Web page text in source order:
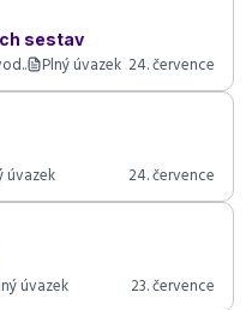
sestav
Plný úvazek 24. července
úvazek 24. července
úvazek 23. července